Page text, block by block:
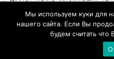
просторы необъятной
террористов,
Мы используем куки для
нашего сайта. Если Вы
будем считать что